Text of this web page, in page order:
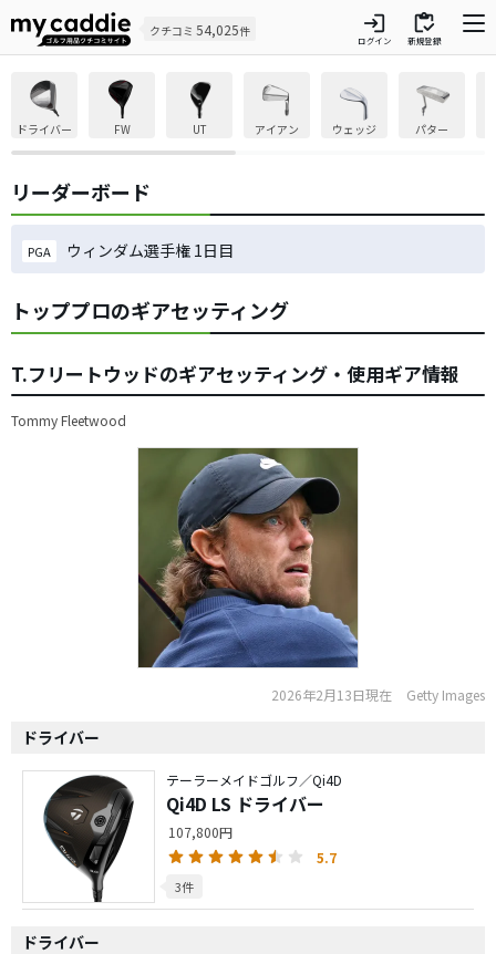
クチコミ 54,025件 login
ログイン
inventory
新規登録
ドライバー FW UT アイアン ウェッジ パター
リーダーボード
PGA ウィンダム選手権 1日目
トッププロのギアセッティング
T.フリートウッドのギアセッティング・使用ギア情報
Tommy Fleetwood
2026年2月13日現在 Getty Images
ドライバー
テーラーメイドゴルフ／Qi4D
Qi4D LS ドライバー
107,800円
5.7
3件
ドライバー